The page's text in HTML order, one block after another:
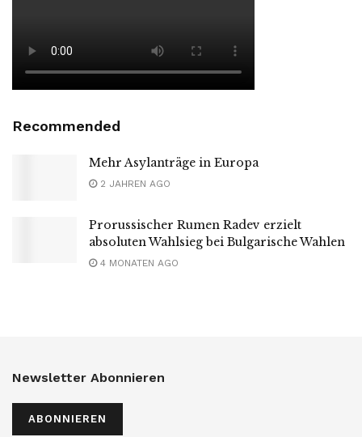
Recommended
Mehr Asylanträge in Europa
2 JAHREN AGO
Prorussischer Rumen Radev erzielt
absoluten Wahlsieg bei Bulgarische Wahlen
4 MONATEN AGO
Newsletter Abonnieren
ABONNIEREN